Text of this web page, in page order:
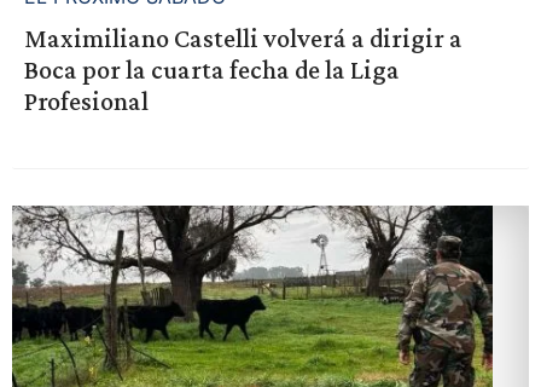
Maximiliano Castelli volverá a dirigir a
Boca por la cuarta fecha de la Liga
Profesional